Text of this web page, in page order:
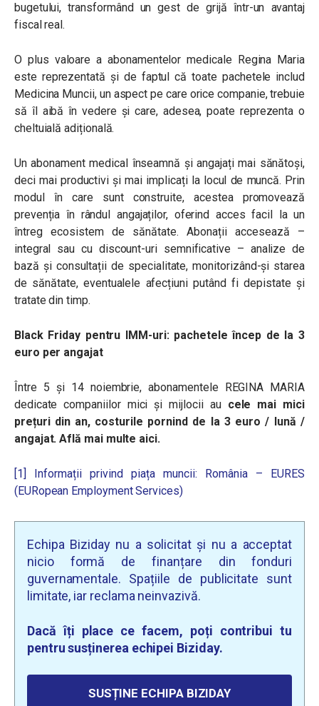
bugetului, transformând un gest de grijă într-un avantaj
fiscal real.
O plus valoare a abonamentelor medicale Regina Maria
este reprezentată și de faptul că toate pachetele includ
Medicina Muncii, un aspect pe care orice companie, trebuie
să îl aibă în vedere și care, adesea, poate reprezenta o
cheltuială adițională.
Un abonament medical înseamnă și angajați mai sănătoși,
deci mai productivi și mai implicați la locul de muncă. Prin
modul în care sunt construite, acestea promovează
prevenția în rândul angajaților, oferind acces facil la un
întreg ecosistem de sănătate. Abonații accesează –
integral sau cu discount-uri semnificative – analize de
bază și consultații de specialitate, monitorizând-și starea
de sănătate, eventualele afecțiuni putând fi depistate și
tratate din timp.
Black Friday pentru IMM-uri: pachetele încep de la 3
euro per angajat
Între 5 și 14 noiembrie, abonamentele REGINA MARIA
dedicate companiilor mici și mijlocii au cele mai mici
prețuri din an, costurile pornind de la 3 euro / lună /
angajat. Află mai multe aici.
[1]
Informații privind piața muncii: România – EURES
(EURopean Employment Services)
Echipa Biziday nu a solicitat și nu a acceptat
nicio formă de finanțare din fonduri
guvernamentale. Spațiile de publicitate sunt
limitate, iar reclama neinvazivă.
Dacă îți place ce facem, poți contribui tu
pentru susținerea echipei Biziday.
SUSȚINE ECHIPA BIZIDAY